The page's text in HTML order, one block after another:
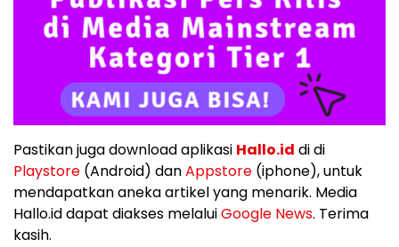
Pastikan juga download aplikasi Hallo.id di di
Playstore (Android) danAppstore (iphone), untuk
mendapatkan aneka artikel yang menarik. Media
Hallo.id dapat diakses melaluiGoogle News. Terima
kasih.